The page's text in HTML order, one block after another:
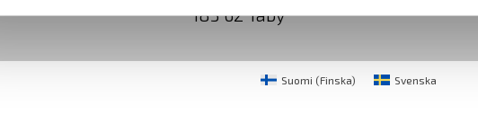
183 62 Täby
Suomi (Finska) Svenska